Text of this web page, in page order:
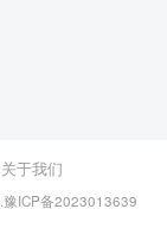
关于我们
豫ICP备2023013639